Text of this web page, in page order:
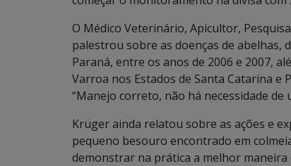
O Médico Veterinário, Apicultor,
palestrou sobre as doenças de abelhas,
Paraná, entre os anos de 2006 e 2007,
Varroa nos Estados de Santa Catarina e
“Manejo correto, não há necessidade
Krüger ainda relatou sobre as ações e
pequeno besouro encontrado em
demonstrar na prática a melhor